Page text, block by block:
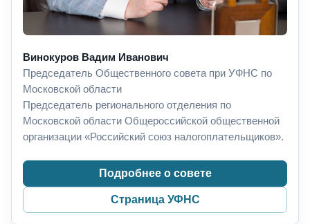
Винокуров Вадим Иванович
Председатель Общественного совета при УФНС по
Московской области
Председатель регионального отделения по
Московской области Общероссийской общественной
организации «Российский союз налогоплательщиков».
Подробнее о совете
Страница УФНС